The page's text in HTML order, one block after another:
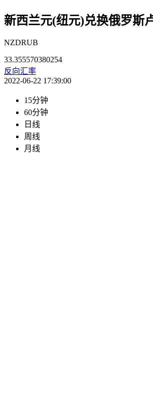
新西兰元(纽元)兑换俄罗斯
NZDRUB
33.355570380254
反向汇率
2022-06-22 17:39:00
15分钟
60分钟
日线
周线
月线